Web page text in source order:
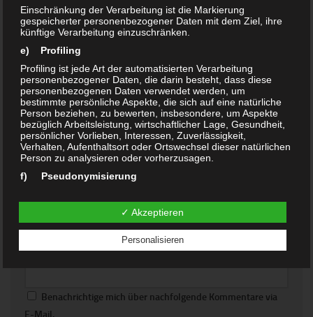
13. MÄRZ 2014
SCHREIBE EINEN KOMMENTAR
Kommentar*
Name* E-Mail-Adresse*
Website
Benachrichtige mich über nachfolgende Kommentare via
Einschränkung der Verarbeitung ist die Markierung
gespeicherter personenbezogener Daten mit dem Ziel, ihre
künftige Verarbeitung einzuschränken.
e) Profiling
Profiling ist jede Art der automatisierten Verarbeitung
personenbezogener Daten, die darin besteht, dass diese
personenbezogenen Daten verwendet werden, um
bestimmte persönliche Aspekte, die sich auf eine natürliche
Person beziehen, zu bewerten, insbesondere, um Aspekte
bezüglich Arbeitsleistung, wirtschaftlicher Lage, Gesundheit,
persönlicher Vorlieben, Interessen, Zuverlässigkeit,
Verhalten, Aufenthaltsort oder Ortswechsel dieser natürlichen
Person zu analysieren oder vorherzusagen.
f) Pseudonymisierung
Daten in einer Weise, auf welche die personenbezogenen
Daten ohne Hinzuziehung zusätzlicher Informationen nicht
mehr einer spezifischen betroffenen Person zugeordnet
werden können, sofern diese zusätzlichen Informationen
gesondert aufbewahrt werden und technischen und
zugewiesen werden.
g) Verantwortlicher oder für die Verarbeitung
✓ Akzeptieren
Personalisieren